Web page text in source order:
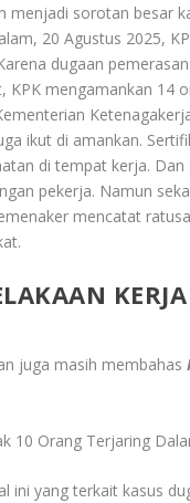
menjadi sorotan besar
20 Agustus 2025,
dugaan
KPK mengamankan 14
ikut di amankan.
di tempat kerja.
pekerja. Namun
mencatat
juga masih membahas
10 Orang Terjaring
ini yang terkait kasus